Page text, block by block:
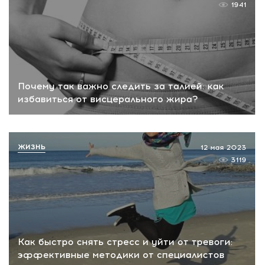
Почему так важно следить за талией: как
избавиться от висцерального жира?
1941
Как быстро снять стресс и уйти от тревоги:
эффективные методики от специалистов
12 мая 2023
3119
ЖИЗНЬ